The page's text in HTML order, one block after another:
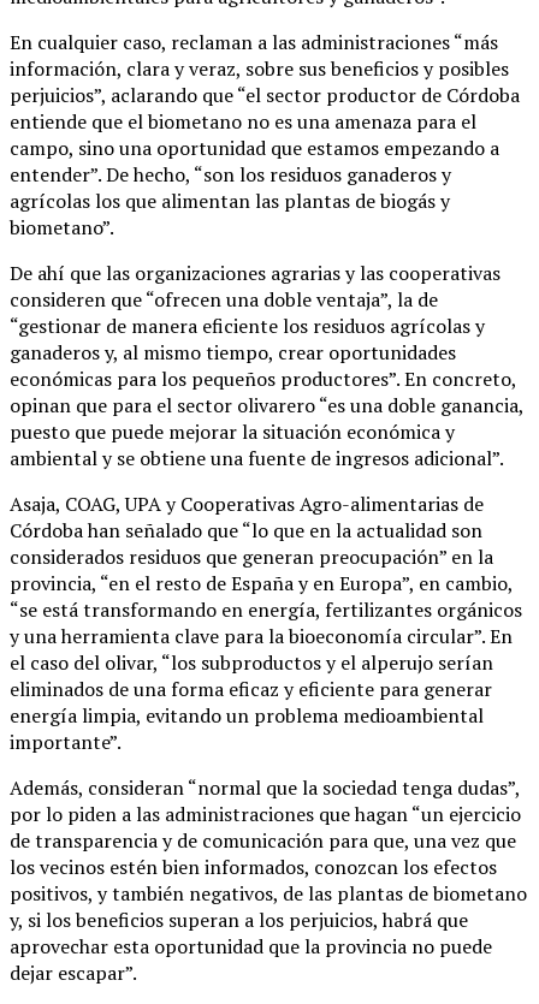
En cualquier caso, reclaman a las administraciones “más
información, clara y veraz, sobre sus beneficios y posibles
perjuicios”, aclarando que “el sector productor de Córdoba
entiende que el biometano no es una amenaza para el
campo, sino una oportunidad que estamos empezando a
entender”. De hecho, “son los residuos ganaderos y
agrícolas los que alimentan las plantas de biogás y
biometano”.
De ahí que las organizaciones agrarias y las cooperativas
consideren que “ofrecen una doble ventaja”, la de
“gestionar de manera eficiente los residuos agrícolas y
ganaderos y, al mismo tiempo, crear oportunidades
económicas para los pequeños productores”. En concreto,
opinan que para el sector olivarero “es una doble ganancia,
puesto que puede mejorar la situación económica y
ambiental y se obtiene una fuente de ingresos adicional”.
Asaja, COAG, UPA y Cooperativas Agro-alimentarias de
Córdoba han señalado que “lo que en la actualidad son
considerados residuos que generan preocupación” en la
provincia, “en el resto de España y en Europa”, en cambio,
“se está transformando en energía, fertilizantes orgánicos
y una herramienta clave para la bioeconomía circular”. En
el caso del olivar, “los subproductos y el alperujo serían
eliminados de una forma eficaz y eficiente para generar
energía limpia, evitando un problema medioambiental
importante”.
Además, consideran “normal que la sociedad tenga dudas”,
por lo piden a las administraciones que hagan “un ejercicio
de transparencia y de comunicación para que, una vez que
los vecinos estén bien informados, conozcan los efectos
positivos, y también negativos, de las plantas de biometano
y, si los beneficios superan a los perjuicios, habrá que
aprovechar esta oportunidad que la provincia no puede
dejar escapar”.